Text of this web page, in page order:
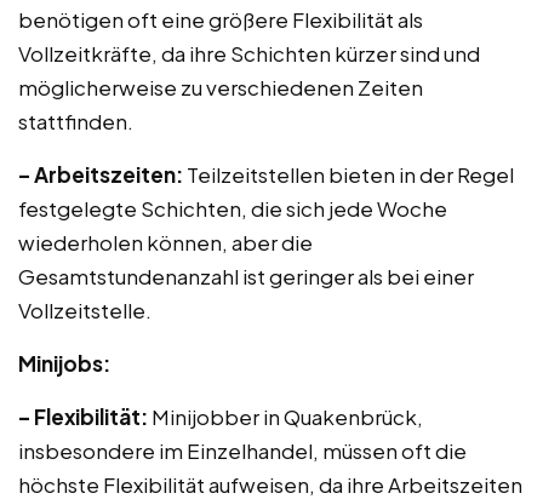
benötigen oft eine größere Flexibilität als
Vollzeitkräfte, da ihre Schichten kürzer sind und
möglicherweise zu verschiedenen Zeiten
stattfinden.
– Arbeitszeiten: Teilzeitstellen bieten in der Regel
festgelegte Schichten, die sich jede Woche
wiederholen können, aber die
Gesamtstundenanzahl ist geringer als bei einer
Vollzeitstelle.
Minijobs:
– Flexibilität: Minijobber in Quakenbrück,
insbesondere im Einzelhandel, müssen oft die
höchste Flexibilität aufweisen, da ihre Arbeitszeiten